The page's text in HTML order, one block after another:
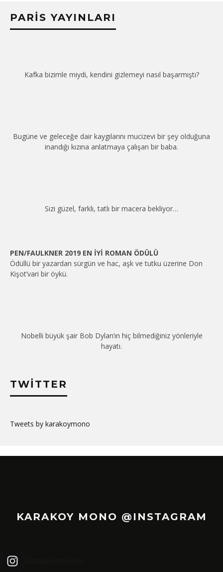
PARIS YAYINLARI
Kafka bizimle miydi, kendini gizlemeyi nasıl başarmıştı?
Bugüne ve geleceğe dair kaygılarını mucizevi bir şey olduğuna
inandığı kızına anlatmaya çalışan bir baba.
Sizi güzel, farklı, tatlı bir macera bekliyor…
PEN/FAULKNER 2019 EN İYİ ROMAN ÖDÜLÜ
Ödüllü bir yazardan sürgün ve hac, aşk ve tutku üzerine Don
Kişot’vari bir öykü.
Nobelli büyük şair Bob Dylan’ın hiç bilmediğiniz yönleriyle
hayatı.
TWITTER
Tweets by karakoymono
KARAKOY MONO @INSTAGRAM